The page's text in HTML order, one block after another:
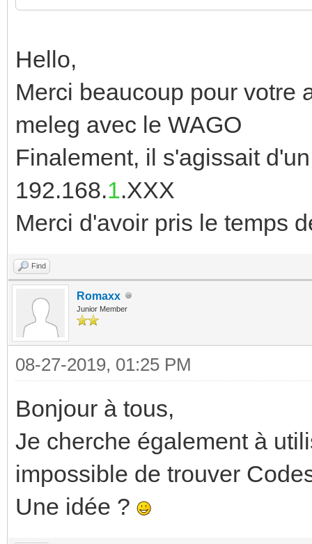
Hello,
Merci beaucoup pour votre
meleg avec le WAGO
Finalement, il s'agissait
192.168.1.XXX
Merci d'avoir pris le temps
Find
Romaxx
Junior Member
08-27-2019, 01:25 PM
Bonjour à tous,
Je cherche également à
impossible de trouver
Une idée ?